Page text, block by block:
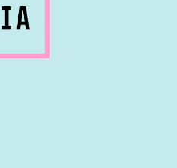
yrityksessä
tarve kasvaa –